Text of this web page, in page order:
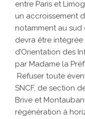
entre Paris et
un accroissement
notamment au sud
devra être
d’Orientation des
par Madame la
Refuser toute
SNCF, de section
Brive et
régénération à